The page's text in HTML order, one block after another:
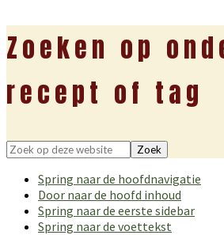
Zoeken op
recept of tag
Zoek
deze
website
Spring naar de hoofdnavigatie
Door naar de hoofd inhoud
Spring naar de eerste sidebar
Spring naar de voettekst